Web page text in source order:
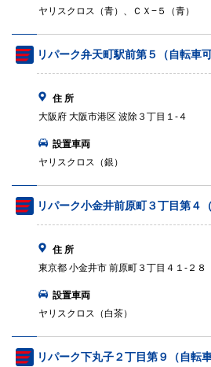
ヤリスクロス（青）、ＣＸ−５（青）
リパーク弁天町駅前第５（自転車可
住 所
大阪府 大阪市港区 波除３丁目１‐４
設置車両
ヤリスクロス（銀）
リパーク小金井前原町３丁目第４
住 所
東京都 小金井市 前原町３丁目４１‐２８
設置車両
ヤリスクロス（白茶）
リパーク下丸子２丁目第９（自転車